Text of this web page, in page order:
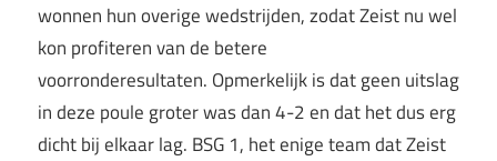
wonnen hun overige wedstrijden, zodat Zeist nu wel
kon profiteren van de betere
voorronderesultaten. Opmerkelijk is dat geen uitslag
in deze poule groter was dan 4-2 en dat het dus erg
dicht bij elkaar lag. BSG 1, het enige team dat Zeist